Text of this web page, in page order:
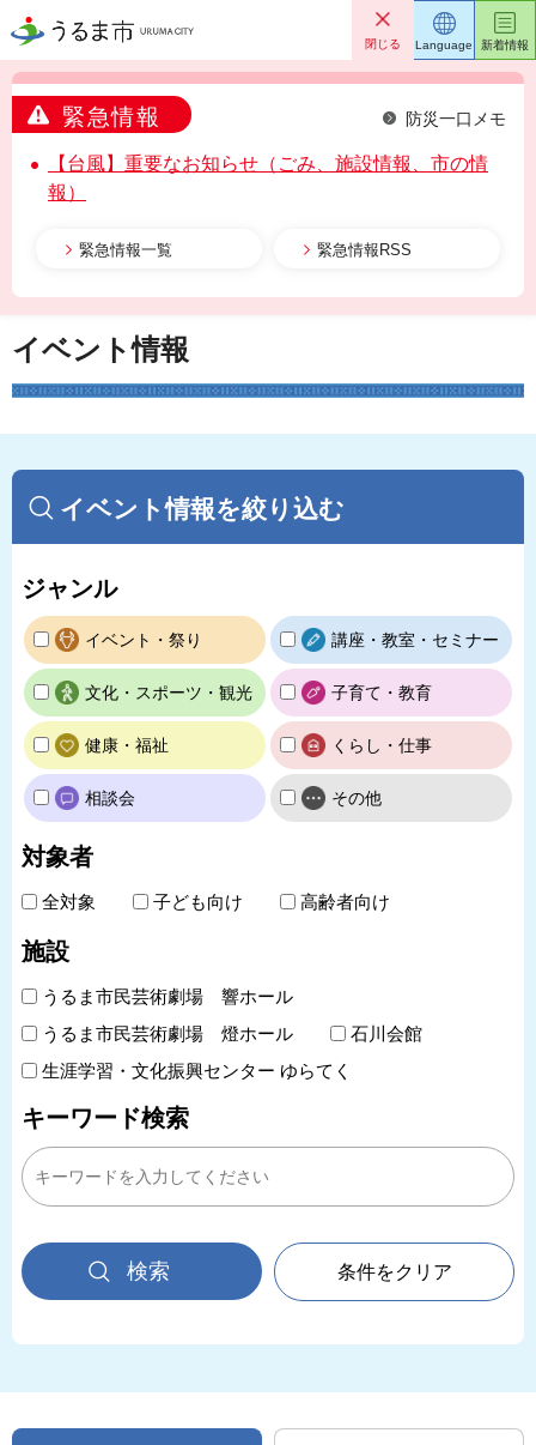
うるま市 閉じる
緊急情報 防災一口メモ
【台風】重要なお知らせ（ごみ、施設情報、市の情
報）
緊急情報一覧 緊急情報RSS
Language 新着情報
イベント情報
イベント情報を絞り込む
ジャンル
イベント・祭り 講座・教室・セミナー
文化・スポーツ・観光 子育て・教育
健康・福祉 くらし・仕事
相談会 その他
対象者
全対象 子ども向け 高齢者向け
施設
うるま市民芸術劇場 響ホール
うるま市民芸術劇場 燈ホール
石川会館
生涯学習・文化振興センター ゆらてく
キーワード検索
条件をクリア